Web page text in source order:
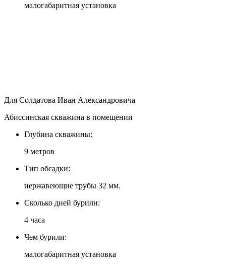
малогабаритная установка
Для Солдатова Иван Александровича
Абиссинская скважина в помещении
Глубина скважины:
9 метров
Тип обсадки:
нержавеющие трубы 32 мм.
Сколько дней бурили:
4 часа
Чем бурили:
малогабаритная установка